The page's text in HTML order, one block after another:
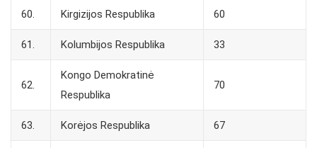
60. Kirgizijos Respublika 60
61. Kolumbijos Respublika 33
62.
Kongo Demokratinė
Respublika
70
63. Korėjos Respublika 67